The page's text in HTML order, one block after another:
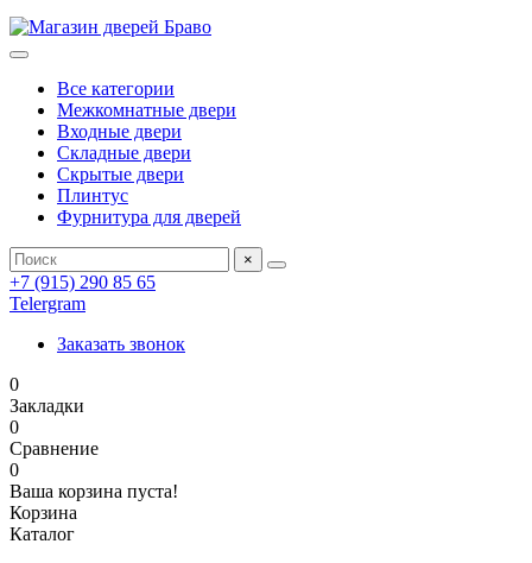
Все категории
Межкомнатные двери
Входные двери
Складные двери
Скрытые двери
Плинтус
Фурнитура для дверей
×
+7 (915) 290 85 65
Telergram
Заказать звонок
0
Закладки
0
Сравнение
0
Ваша корзина пуста!
Корзина
Каталог